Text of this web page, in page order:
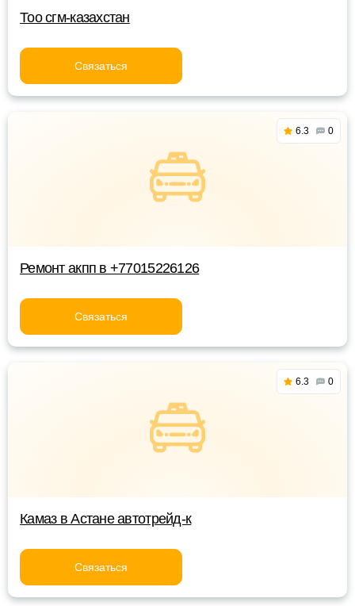
Тоо сгм-казахстан
Связаться
6.3 0
Ремонт акпп в +77015226126
Связаться
6.3 0
Камаз в Астане автотрейд-к
Связаться